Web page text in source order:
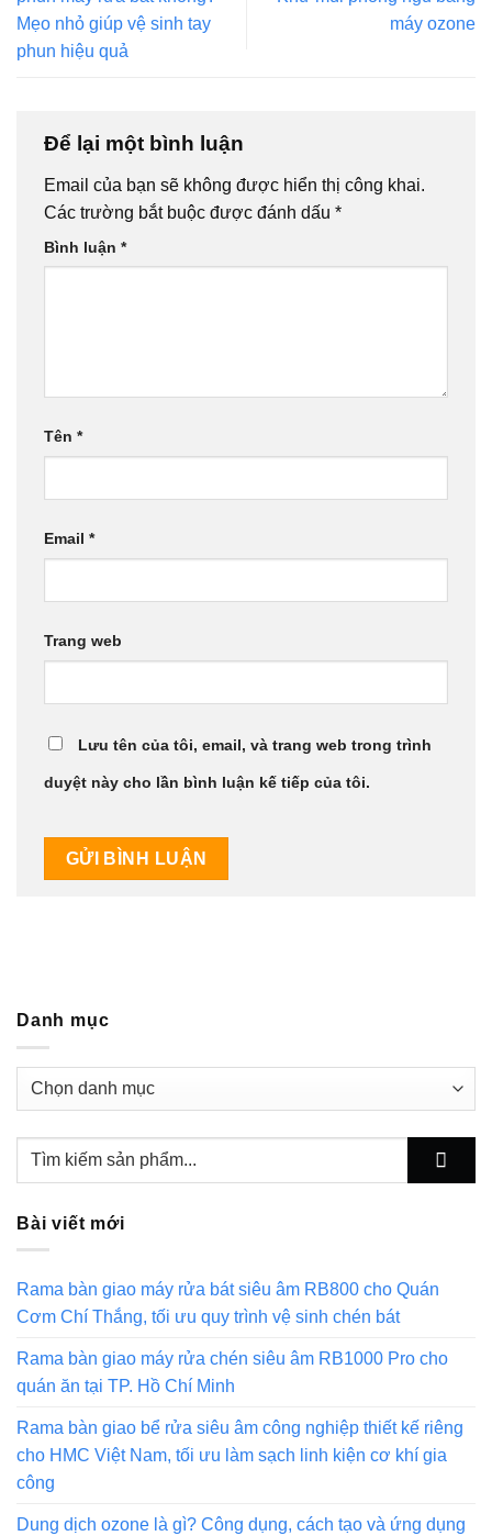
Mẹo nhỏ giúp vệ sinh tay
phun hiệu quả
máy ozone
Để lại một bình luận
Email của bạn sẽ không được hiển thị công khai.
Các trường bắt buộc được đánh dấu *
Bình luận *
Tên *
Email *
Trang web
Lưu tên của tôi, email, và trang web trong trình
duyệt này cho lần bình luận kế tiếp của tôi.
Danh mục
Danh
Bài viết mới
Rama bàn giao máy rửa bát siêu âm RB800 cho Quán
Cơm Chí Thắng, tối ưu quy trình vệ sinh chén bát
Rama bàn giao máy rửa chén siêu âm RB1000 Pro cho
quán ăn tại TP. Hồ Chí Minh
Rama bàn giao bể rửa siêu âm công nghiệp thiết kế riêng
cho HMC Việt Nam, tối ưu làm sạch linh kiện cơ khí gia
công
Dung dịch ozone là gì? Công dụng, cách tạo và ứng dụng